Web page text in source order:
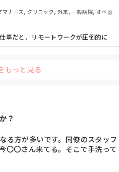
ナース, クリニック, 外来, 一般病院, オペ室
事だと、リモートワークが圧倒的に
もっと見る
？
る方が多いです。同僚のスタッフ
〇〇さん来てる。そこで手洗って
ります。